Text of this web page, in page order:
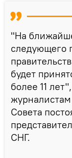
"На
следующего
будет
более 11
Совета
СНГ.